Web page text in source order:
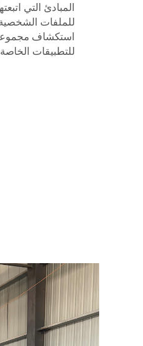
المبادئ التي
للملفات
استكشاف
للتطبيقات الخاصة